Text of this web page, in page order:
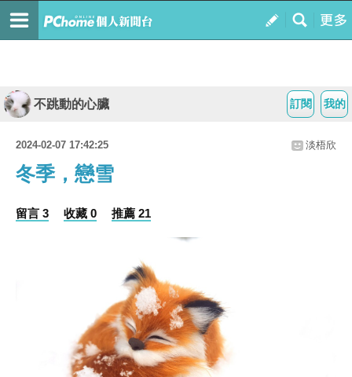
我的
訂閱
不跳動的心臟
2024-02-07 17:42:25 淡梧欣
冬季，戀雪
留言 3 收藏 0 推薦 21